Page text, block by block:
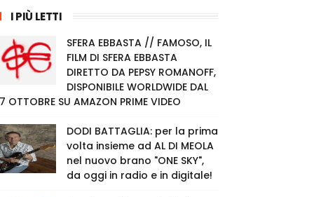
I PIÙ LETTI
SFERA EBBASTA // FAMOSO, IL
FILM DI SFERA EBBASTA
DIRETTO DA PEPSY ROMANOFF,
DISPONIBILE WORLDWIDE DAL
OTTOBRE SU AMAZON PRIME VIDEO
DODI BATTAGLIA: per la prima
volta insieme ad AL DI MEOLA
nel nuovo brano "ONE SKY",
da oggi in radio e in digitale!